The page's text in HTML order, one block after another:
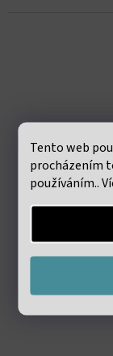
Tento web
procházením
používáním..
Rubín v